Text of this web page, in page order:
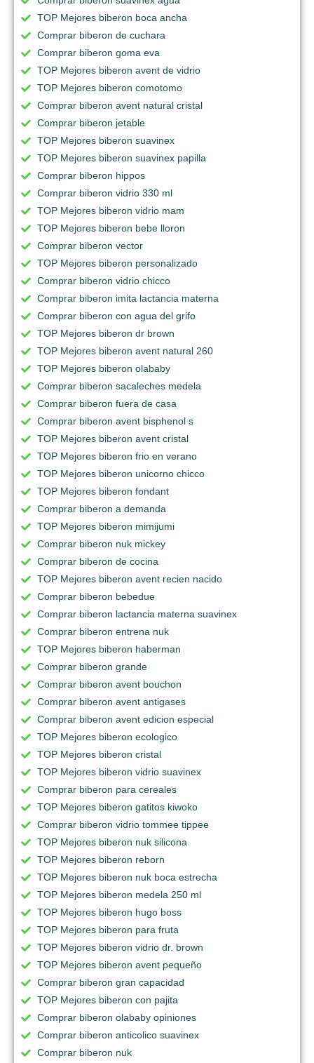
TOP Mejores biberon boca ancha
Comprar biberon de cuchara
Comprar biberon goma eva
TOP Mejores biberon avent de vidrio
TOP Mejores biberon comotomo
Comprar biberon avent natural cristal
Comprar biberon jetable
TOP Mejores biberon suavinex
TOP Mejores biberon suavinex papilla
Comprar biberon hippos
Comprar biberon vidrio 330 ml
TOP Mejores biberon vidrio mam
TOP Mejores biberon bebe lloron
Comprar biberon vector
TOP Mejores biberon personalizado
Comprar biberon vidrio chicco
Comprar biberon imita lactancia materna
Comprar biberon con agua del grifo
TOP Mejores biberon dr brown
TOP Mejores biberon avent natural 260
TOP Mejores biberon olababy
Comprar biberon sacaleches medela
Comprar biberon fuera de casa
Comprar biberon avent bisphenol s
TOP Mejores biberon avent cristal
TOP Mejores biberon frio en verano
TOP Mejores biberon unicorno chicco
TOP Mejores biberon fondant
Comprar biberon a demanda
TOP Mejores biberon mimijumi
Comprar biberon nuk mickey
Comprar biberon de cocina
TOP Mejores biberon avent recien nacido
Comprar biberon bebedue
Comprar biberon lactancia materna suavinex
Comprar biberon entrena nuk
TOP Mejores biberon haberman
Comprar biberon grande
Comprar biberon avent bouchon
Comprar biberon avent antigases
Comprar biberon avent edicion especial
TOP Mejores biberon ecologico
TOP Mejores biberon cristal
TOP Mejores biberon vidrio suavinex
Comprar biberon para cereales
TOP Mejores biberon gatitos kiwoko
Comprar biberon vidrio tommee tippee
TOP Mejores biberon nuk silicona
TOP Mejores biberon reborn
TOP Mejores biberon nuk boca estrecha
TOP Mejores biberon medela 250 ml
TOP Mejores biberon hugo boss
TOP Mejores biberon para fruta
TOP Mejores biberon vidrio dr. brown
TOP Mejores biberon avent pequeño
Comprar biberon gran capacidad
TOP Mejores biberon con pajita
Comprar biberon olababy opiniones
Comprar biberon anticolico suavinex
Comprar biberon nuk